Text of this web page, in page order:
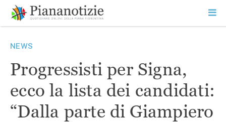
contenuto
SEARCH
NEWS
Progressisti per Signa,
ecco la lista dei candidati:
“Dalla parte di Giampiero